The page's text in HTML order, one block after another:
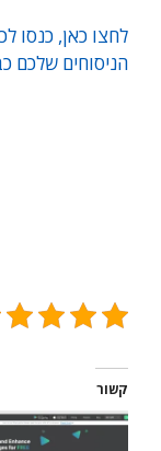
לחצו כאן, כנסו
הניסוחים שלכם
קשור